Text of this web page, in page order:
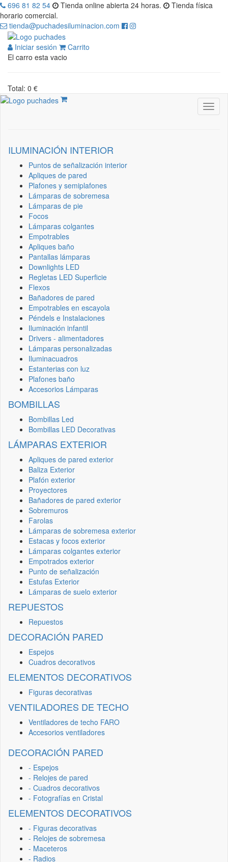
696 81 82 54 Tienda online abierta 24 horas.
Tienda física
horario comercial.
tienda@puchadesiluminacion.com
Iniciar sesión
Carrito
El carro esta vacio
Total: 0 €
ILUMINACIÓN INTERIOR
Puntos de señalización interior
Apliques de pared
Plafones y semiplafones
Lámparas de sobremesa
Lámparas de pie
Focos
Lámparas colgantes
Empotrables
Apliques baño
Pantallas lámparas
Downlights LED
Regletas LED Superficie
Flexos
Bañadores de pared
Empotrables en escayola
Péndels e Instalaciones
Iluminación infantil
Drivers - alimentadores
Lámparas personalizadas
Iluminacuadros
Estanterias con luz
Plafones baño
Accesorios Lámparas
BOMBILLAS
Bombillas Led
Bombillas LED Decorativas
LÁMPARAS EXTERIOR
Apliques de pared exterior
Baliza Exterior
Plafón exterior
Proyectores
Bañadores de pared exterior
Sobremuros
Farolas
Lámparas de sobremesa exterior
Estacas y focos exterior
Lámparas colgantes exterior
Empotrados exterior
Punto de señalización
Estufas Exterior
Lámparas de suelo exterior
REPUESTOS
Repuestos
DECORACIÓN PARED
Espejos
Cuadros decorativos
ELEMENTOS DECORATIVOS
Figuras decorativas
VENTILADORES DE TECHO
Ventiladores de techo FARO
Accesorios ventiladores
DECORACIÓN PARED
- Espejos
- Relojes de pared
- Cuadros decorativos
- Fotografías en Cristal
ELEMENTOS DECORATIVOS
- Figuras decorativas
- Relojes de sobremesa
- Maceteros
- Radios